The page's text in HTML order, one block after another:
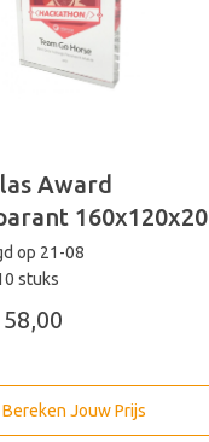
Award
160x120x20
op 21-08
stuks
Bereken Jouw Prijs